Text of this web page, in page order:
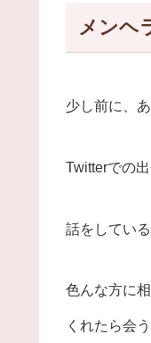
メンヘ
少し前に、
Twitterでの
話をしてい
色んな方に
くれたら会